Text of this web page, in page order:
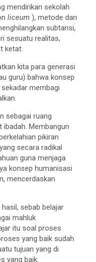
mendirikan sekolah
liceum ), metode dan
subtansi,
sesuatu realitas,
ketat.
kita para generasi
guru) bahwa konsep
membagi
sebagai ruang
Membangun
pikiran
secara radikal
guna menjaga
konsep humanisasi
mencerdaskan
sebab belajar
mahluk
itu soal proses
yang baik sudah
tujuan yang di
yang baik.